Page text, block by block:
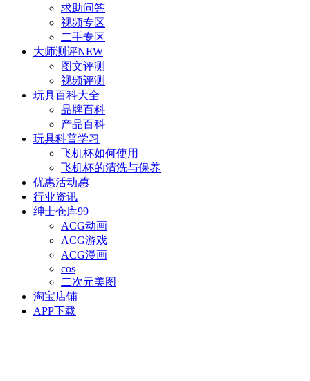
求助问答
视频专区
二手专区
大师测评NEW
图文评测
视频评测
玩具百科大全
品牌百科
产品百科
玩具科普学习
飞机杯如何使用
飞机杯的清洗与保养
优惠活动惠
行业资讯
绅士仓库99
ACG动画
ACG游戏
ACG漫画
cos
二次元美图
淘宝店铺
APP下载